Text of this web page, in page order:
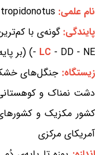
نام علمی:
پایندگی:
- LC - DD - NE) (بر پایه‌ی سیاهه‌ی سرخ IUCN)
زیستگاه: جنگل‌های
دشت نمناک و
کشور مکزیک و کشورهای
آمریکای مرکزی